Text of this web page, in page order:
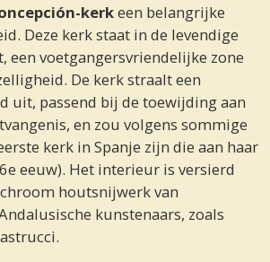
kerkeen belangrijke
Deze kerk staat in de levendige
een voetgangersvriendelijke zone
De kerk straalt een
uit, passend bij de toewijding aan
en zou volgens sommige
kerk in Spanje zijn die aan haar
eeuw). Het interieur is versierd
houtsnijwerk van
kunstenaars, zoals